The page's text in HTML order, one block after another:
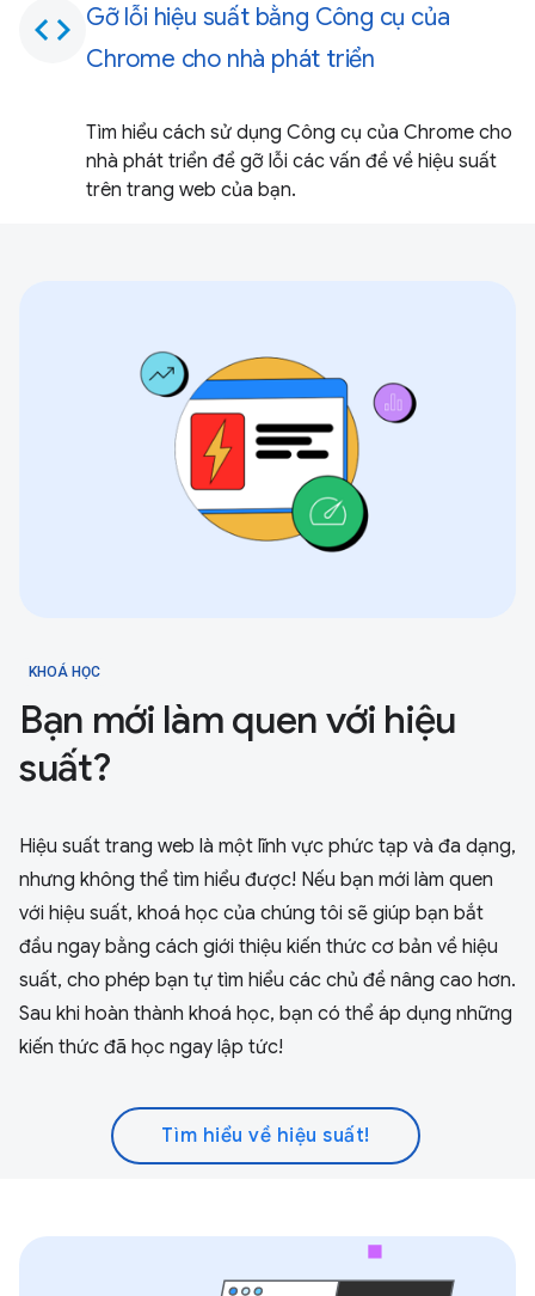
code Gỡ lỗi hiệu suất bằng Công cụ của
Chrome cho nhà phát triển
Tìm hiểu cách sử dụng Công cụ của Chrome cho
nhà phát triển để gỡ lỗi các vấn đề về hiệu suất
trên trang web của bạn.
KHOÁ HỌC
Bạn mới làm quen với hiệu
suất?
Hiệu suất trang web là một lĩnh vực phức tạp và đa dạng,
nhưng không thể tìm hiểu được! Nếu bạn mới làm quen
với hiệu suất, khoá học của chúng tôi sẽ giúp bạn bắt
đầu ngay bằng cách giới thiệu kiến thức cơ bản về hiệu
suất, cho phép bạn tự tìm hiểu các chủ đề nâng cao hơn.
Sau khi hoàn thành khoá học, bạn có thể áp dụng những
kiến thức đã học ngay lập tức!
Tìm hiểu về hiệu suất!